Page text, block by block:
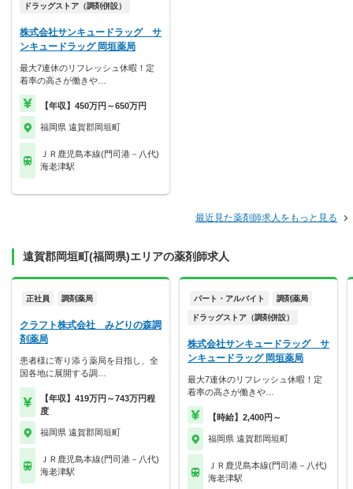
ドラッグストア（調剤併設）
株式会社サンキュードラッグ サ
ンキュードラッグ 岡垣薬局
最大7連休のリフレッシュ休暇！定
着率の高さが働きや…
【年収】450万円～650万円
福岡県 遠賀郡岡垣町
ＪＲ鹿児島本線(門司港－八代)
海老津駅
最近見た薬剤師求人をもっと見る
遠賀郡岡垣町(福岡県)エリアの薬剤師求人
正社員 調剤薬局
クラフト株式会社 みどりの森調
剤薬局
患者様に寄り添う薬局を目指し、全
国各地に展開する調…
【年収】419万円～743万円程
度
福岡県 遠賀郡岡垣町
ＪＲ鹿児島本線(門司港－八代)
海老津駅
パート・アルバイト 調剤薬局
ドラッグストア（調剤併設）
株式会社サンキュードラッグ サ
ンキュードラッグ 岡垣薬局
最大7連休のリフレッシュ休暇！定
着率の高さが働きや…
【時給】2,400円～
福岡県 遠賀郡岡垣町
ＪＲ鹿児島本線(門司港－八代)
海老津駅